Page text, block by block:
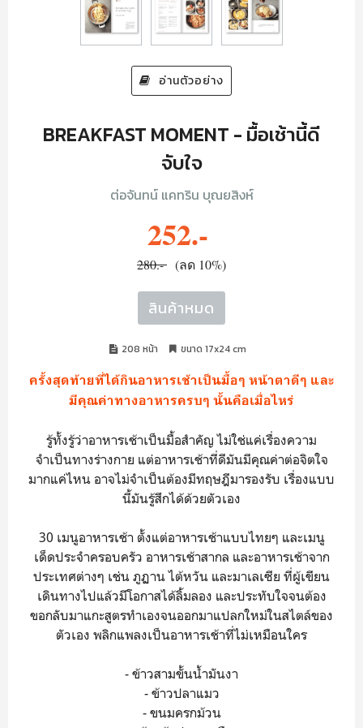
อ่านตัวอย่าง
BREAKFAST MOMENT - มื้อเช้านี้ดี
จับใจ
ต่อจันทน์ แคทริน บุณยสิงห์
252.-
280.- (ลด 10%)
สินค้าหมด
208 หน้า ขนาด 17x24 cm
ครั้งสุดท้ายที่ได้กินอาหารเช้าเป็นมื้อๆ หน้าตาดีๆ และ
มีคุณค่าทางอาหารครบๆ นั้นคือเมื่อไหร่
รู้ทั้งรู้ว่าอาหารเช้าเป็นมื้อสำคัญ ไม่ใช่แค่เรื่องความ
จำเป็นทางร่างกาย แต่อาหารเช้าที่ดีมันมีคุณค่าต่อจิตใจ
มากแค่ไหน อาจไม่จำเป็นต้องมีทฤษฎีมารองรับ เรื่องแบบ
นี้มันรู้สึกได้ด้วยตัวเอง
30 เมนูอาหารเช้า ตั้งแต่อาหารเช้าแบบไทยๆ และเมนู
เด็ดประจำครอบครัว อาหารเช้าสากล และอาหารเช้าจาก
ประเทศต่างๆ เช่น ภูฏาน ไต้หวัน และมาเลเซีย ที่ผู้เขียน
เดินทางไปแล้วมีโอกาสได้ลิ้มลอง และประทับใจจนต้อง
ขอกลับมาแกะสูตรทำเองจนออกมาแปลกใหม่ในสไตล์ของ
ตัวเอง พลิกแพลงเป็นอาหารเช้าที่ไม่เหมือนใคร
- ข้าวสามขั้นน้ำมันงา
- ข้าวปลาแมว
- ขนมครกม้วน